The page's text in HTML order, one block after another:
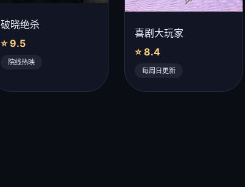
破晓绝杀
⭐ 9.5
院线热映
喜剧大玩家
⭐ 8.4
每周日更新